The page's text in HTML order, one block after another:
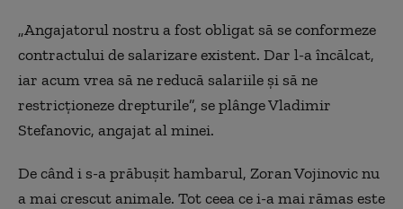
„Angajatorul nostru a fost obligat să se conformeze
contractului de salarizare existent. Dar l-a încălcat,
iar acum vrea să ne reducă salariile și să ne
restricționeze drepturile”, se plânge Vladimir
Stefanovic, angajat al minei.
De când i s-a prăbușit hambarul, Zoran Vojinovic nu
a mai crescut animale. Tot ceea ce i-a mai rămas este